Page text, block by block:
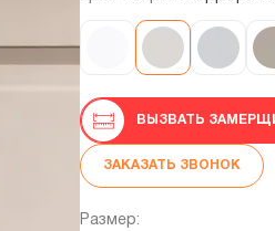
ВЫЗВАТЬ
ЗАКАЗАТЬ ЗВОНОК
Размер: